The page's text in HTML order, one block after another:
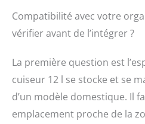
Compatibilité avec votre
vérifier avant de l’intégrer ?
La première question est
cuiseur 12 l se stocke et se
d’un modèle domestique. Il
emplacement proche de la